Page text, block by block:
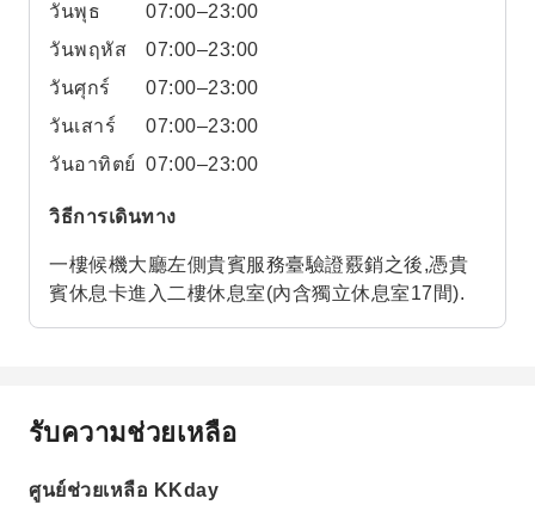
วันพุธ
07:00–23:00
วันพฤหัส
07:00–23:00
วันศุกร์
07:00–23:00
วันเสาร์
07:00–23:00
วันอาทิตย์ 07:00–23:00
วิธีการเดินทาง
一樓候機大廳左側貴賓服務臺驗證覈銷之後,憑貴
賓休息卡進入二樓休息室(內含獨立休息室17間).
รับความช่วยเหลือ
ศูนย์ช่วยเหลือ KKday